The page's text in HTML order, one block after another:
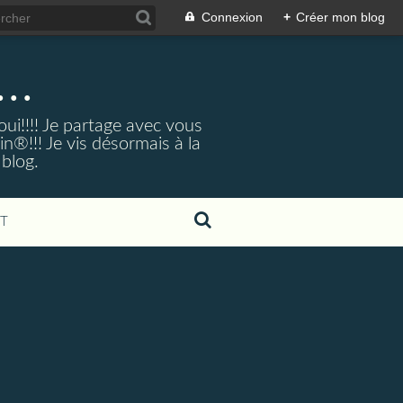
Connexion + Créer mon blog
Je partage avec vous
Je vis désormais à la